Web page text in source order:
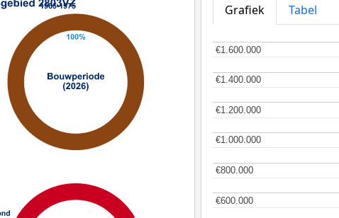
Grafiek
Tabel
€600.000
€600.000
€800.000
€800.000
€1.000.000
€1.000.000
€1.200.000
€1.200.000
€1.400.000
€1.400.000
€1.600.000
€1.600.000